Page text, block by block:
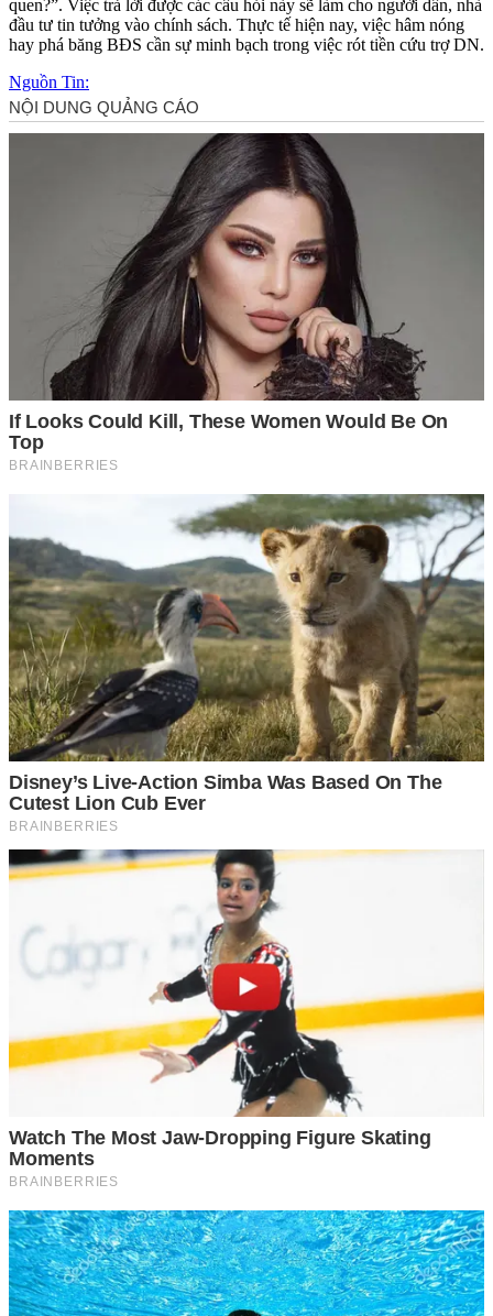
quen?”. Việc trả lời được các câu hỏi này sẽ làm cho người dân, nhà
đầu tư tin tưởng vào chính sách. Thực tế hiện nay, việc hâm nóng
hay phá băng BĐS cần sự minh bạch trong việc rót tiền cứu trợ DN.
Nguồn Tin: